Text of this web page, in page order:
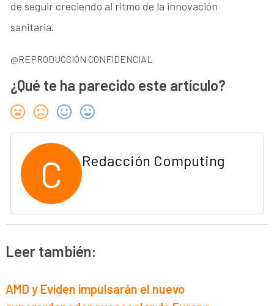
de seguir creciendo al ritmo de la innovación
sanitaria.
@REPRODUCCIÓN CONFIDENCIAL
¿Qué te ha parecido este artículo?
C Redacción Computing
Leer también:
AMD y Eviden impulsarán el nuevo